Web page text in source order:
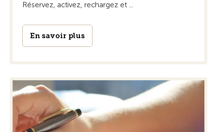
Réservez, activez, rechargez et ...
En savoir plus